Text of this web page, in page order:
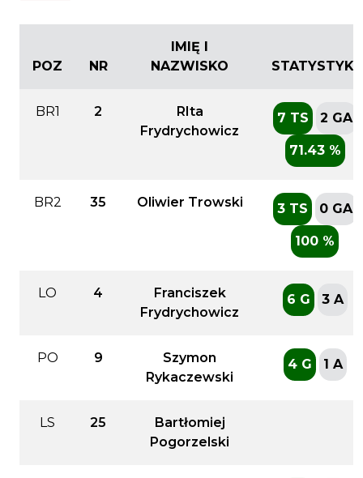
POZ NR
IMIĘ I
NAZWISKO
STATYSTYKI
BR1 2
RIta
Frydrychowicz
7 TS 2 GA
71.43 %
BR2 35 Oliwier Trowski 3 TS 0 GA
100 %
LO 4
Franciszek
Frydrychowicz
6 G 3 A
PO 9
Szymon
Rykaczewski
4 G 1 A
LS 25
Bartłomiej
Pogorzelski